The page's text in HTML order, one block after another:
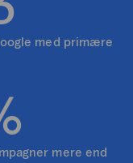
med primære
mere end